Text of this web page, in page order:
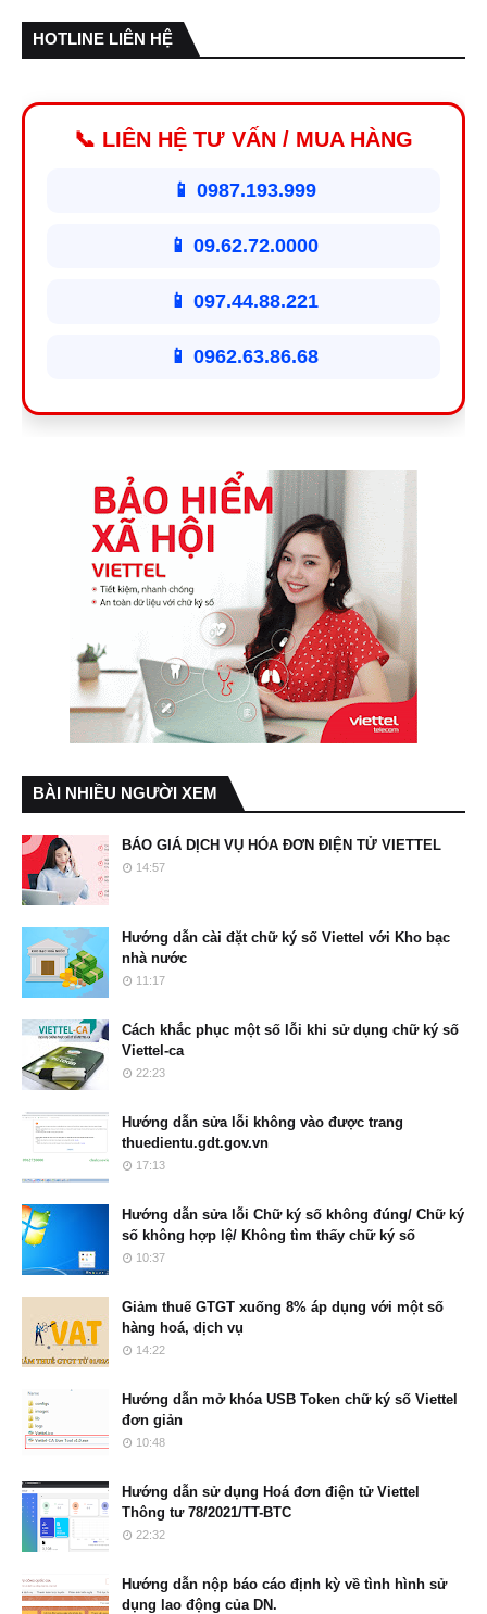
HOTLINE LIÊN HỆ
📞 LIÊN HỆ TƯ VẤN / MUA HÀNG
📱 0987.193.999
📱 09.62.72.0000
📱 097.44.88.221
📱 0962.63.86.68
BÀI NHIỀU NGƯỜI XEM
BÁO GIÁ DỊCH VỤ HÓA ĐƠN ĐIỆN TỬ VIETTEL
14:57
Hướng dẫn cài đặt chữ ký số Viettel với Kho bạc
nhà nước
11:17
Cách khắc phục một số lỗi khi sử dụng chữ ký số
Viettel-ca
22:23
Hướng dẫn sửa lỗi không vào được trang
thuedientu.gdt.gov.vn
17:13
Hướng dẫn sửa lỗi Chữ ký số không đúng/ Chữ ký
số không hợp lệ/ Không tìm thấy chữ ký số
10:37
Giảm thuế GTGT xuống 8% áp dụng với một số
hàng hoá, dịch vụ
14:22
Hướng dẫn mở khóa USB Token chữ ký số Viettel
đơn giản
10:48
Hướng dẫn sử dụng Hoá đơn điện tử Viettel
Thông tư 78/2021/TT-BTC
22:32
Hướng dẫn nộp báo cáo định kỳ về tình hình sử
dụng lao động của DN.